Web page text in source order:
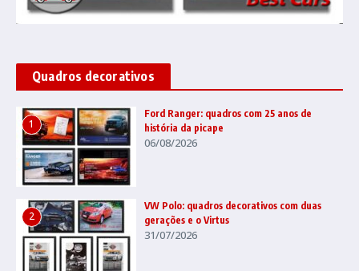
Quadros decorativos
1
Ford Ranger: quadros com 25 anos de
história da picape
06/08/2026
2
VW Polo: quadros decorativos com duas
gerações e o Virtus
31/07/2026